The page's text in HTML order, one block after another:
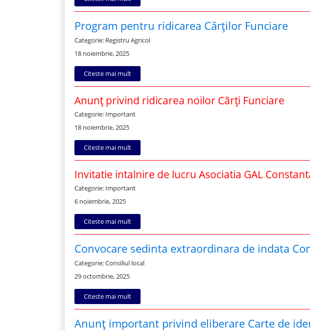
Program pentru ridicarea Cărților Funciare
Categorie: Registru Agricol
18 noiembrie, 2025
Citeste mai mult
Anunț privind ridicarea noilor Cărți Funciare
Categorie: Important
18 noiembrie, 2025
Citeste mai mult
Invitatie intalnire de lucru Asociatia GAL
Categorie: Important
6 noiembrie, 2025
Citeste mai mult
Convocare sedinta extraordinara de indata
Categorie: Consiliul local
29 octombrie, 2025
Citeste mai mult
Anunț important privind eliberare Carte de